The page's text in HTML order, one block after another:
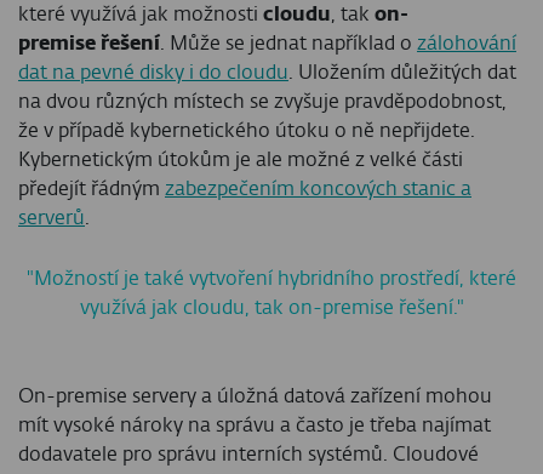
které využívá jak možnosti cloudu, tak on-
premise řešení. Může se jednat například o zálohování
dat na pevné disky i do cloudu. Uložením důležitých dat
na dvou různých místech se zvyšuje pravděpodobnost,
že v případě kybernetického útoku o ně nepřijdete.
Kybernetickým útokům je ale možné z velké části
předejít řádným zabezpečením koncových stanic a
serverů.
"Možností je také vytvoření hybridního prostředí, které
využívá jak cloudu, tak on-premise řešení."
On-premise servery a úložná datová zařízení mohou
mít vysoké nároky na správu a často je třeba najímat
dodavatele pro správu interních systémů. Cloudové